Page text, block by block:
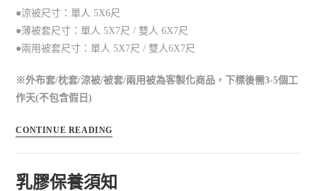
●涼被尺寸：單人 5X6尺
●薄被套尺寸：單人 5X7尺 / 雙人 6X7尺
●兩用被套尺寸：單人 5X7尺 / 雙人6X7尺
※外布套/枕套/涼被/被套/兩用被為客製化商品，下標後需3-5個工
作天(不包含假日)
CONTINUE READING
乳膠保養須知